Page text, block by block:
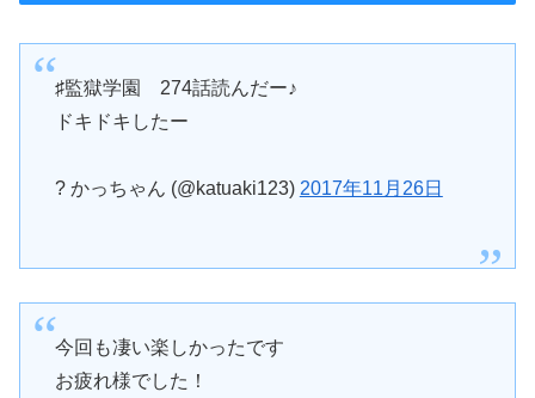
♯監獄学園 274話読んだー♪
ドキドキしたー
? かっちゃん (@katuaki123) 2017年11月26日
今回も凄い楽しかったです
お疲れ様でした！